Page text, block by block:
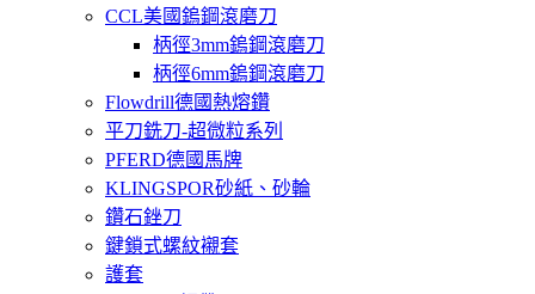
CCL美國鎢鋼滾磨刀
柄徑3mm鎢鋼滾磨刀
柄徑6mm鎢鋼滾磨刀
Flowdrill德國熱熔鑽
平刀銑刀-超微粒系列
PFERD德國馬牌
KLINGSPOR砂紙、砂輪
鑽石銼刀
鍵鎖式螺紋襯套
護套